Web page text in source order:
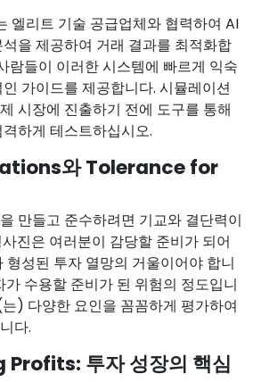
엘리트 기술 공급업체와 협력하여 AI
을 제공하여 거래 결과를 최적화합
람들이 이러한 시스템에 빠르게 익숙
가이드를 제공합니다. 시뮬레이션
시장에 진출하기 전에 도구를 통해
하게 테스트하십시오.
와 Tolerance for
만들고 준수하려면 기교와 결단력이
진은 여러분이 감당할 준비가 되어
형성된 투자 열망의 거울이어야 합니
가 수용할 준비가 된 위험의 정도입니
) 다양한 요인을 꼼꼼하게 평가하여
다.
투자 성장의 핵심